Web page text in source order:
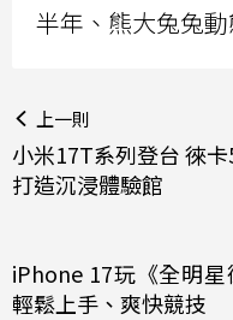
半年、熊大兔兔
上一則
小米17T系列登台 徠
打造沉浸體驗館
iPhone 17玩《全明
輕鬆上手、爽快競技